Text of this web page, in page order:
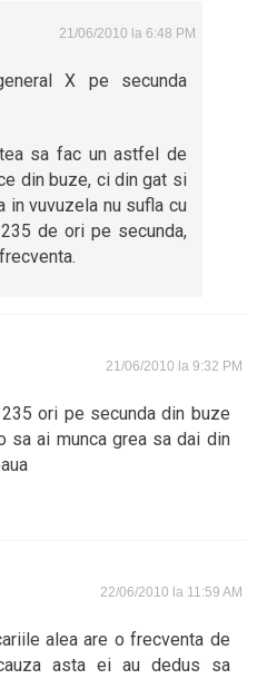
21/06/2010 la 6:48 PM
X pe secunda
sa fac un astfel de
din buze, ci din gat si
in vuvuzela nu sufla cu
de ori pe secunda,
21/06/2010 la 9:32 PM
ori pe secunda din buze
sa ai munca grea sa dai din
22/06/2010 la 11:59 AM
alea are o frecventa de
asta ei au dedus sa